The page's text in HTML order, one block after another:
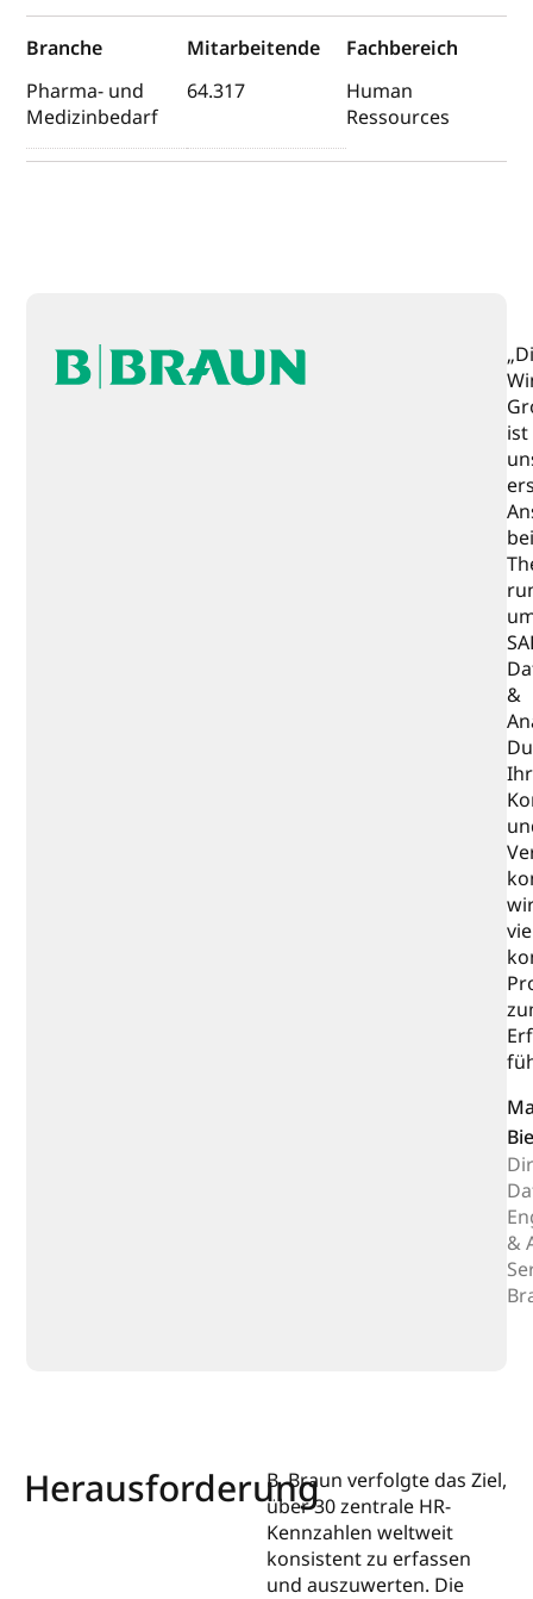
Branche
Pharma- und
Medizinbedarf
Mitarbeitende
64.317
Fachbereich
Human
Ressources
ist
bei
&
&
HerausforderungB. Braun verfolgte das Ziel,
über 30 zentrale HR-
Kennzahlen weltweit
konsistent zu erfassen
und auszuwerten. Die